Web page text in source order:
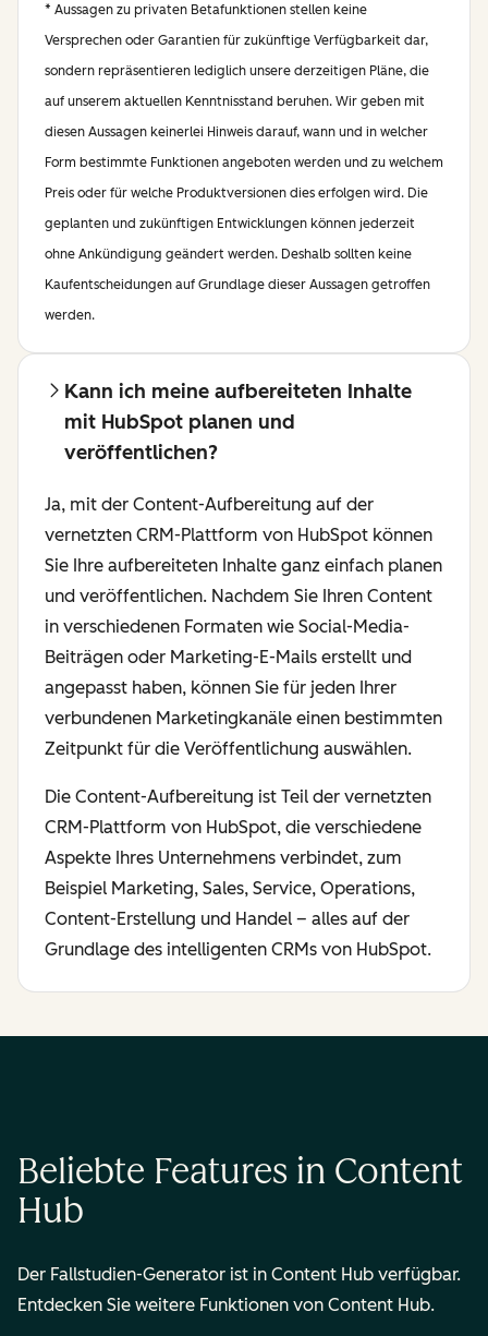
* Aussagen zu privaten Betafunktionen stellen keine
Versprechen oder Garantien für zukünftige Verfügbarkeit dar,
sondern repräsentieren lediglich unsere derzeitigen Pläne, die
auf unserem aktuellen Kenntnisstand beruhen. Wir geben mit
diesen Aussagen keinerlei Hinweis darauf, wann und in welcher
Form bestimmte Funktionen angeboten werden und zu welchem
Preis oder für welche Produktversionen dies erfolgen wird. Die
geplanten und zukünftigen Entwicklungen können jederzeit
ohne Ankündigung geändert werden. Deshalb sollten keine
Kaufentscheidungen auf Grundlage dieser Aussagen getroffen
werden.
Kann ich meine aufbereiteten Inhalte
mit HubSpot planen und
veröffentlichen?
Ja, mit der Content-Aufbereitung auf der
vernetzten CRM-Plattform von HubSpot können
Sie Ihre aufbereiteten Inhalte ganz einfach planen
und veröffentlichen. Nachdem Sie Ihren Content
in verschiedenen Formaten wie Social-Media-
Beiträgen oder Marketing-E-Mails erstellt und
angepasst haben, können Sie für jeden Ihrer
verbundenen Marketingkanäle einen bestimmten
Zeitpunkt für die Veröffentlichung auswählen.
Die Content-Aufbereitung ist Teil der vernetzten
CRM-Plattform von HubSpot, die verschiedene
Aspekte Ihres Unternehmens verbindet, zum
Beispiel Marketing, Sales, Service, Operations,
Content-Erstellung und Handel – alles auf der
Grundlage des intelligenten CRMs von HubSpot.
Beliebte Features in Content
Hub
Der Fallstudien-Generator ist in Content Hub verfügbar.
Entdecken Sie weitere Funktionen von Content Hub.